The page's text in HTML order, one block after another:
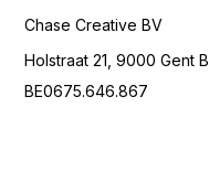
Chase Creative BV
Holstraat 21, 9000 Gent
BE0675.646.867